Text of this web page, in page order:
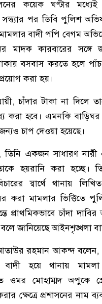
কয়েক ঘণ্টার মধ্যেই
পর ডিবি পুলিশ
মামলার বাদী পপি বেগম
মাদক কারবারের সঙ্গে
বসবাস করতে হলে
করা হয়।
চাঁদার টাকা না দিলে
করা হবে। এমনকি বাড়িঘর
চাপ দেওয়া হয়েছে।
তিনি একজন সাধারণ নারী
হয়রানি করা হচ্ছে।
স্বার্থে থানায়
করা মামলার ভিত্তিতে
প্রাথমিকভাবে চাঁদা
জানিয়েছে আইনশৃঙ্খলা
রহমান আকন্দ বলেন,
হয়ে থানায় মামলা
ওমর মোহাম্মদ অপুকে
ক্ষেত্রে প্রশাসনের নাম